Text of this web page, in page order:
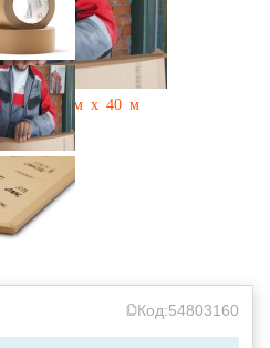
Код:54803160